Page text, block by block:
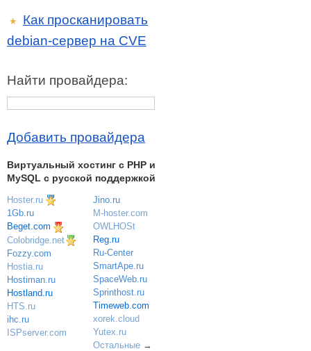
★
Как просканировать
debian-сервер на CVE
Найти провайдера:
Добавить провайдера
Виртуальный хостинг c PHP и
MySQL с русской поддержкой
Hoster.ru
1Gb.ru
Beget.com
Colobridge.net
Fozzy.com
Hostia.ru
Hostiman.ru
Hostland.ru
HTS.ru
ihc.ru
ISPserver.com
Jino.ru
M-hoster.com
OWLHOSt
Reg.ru
Ru-Center
SmartApe.ru
SpaceWeb.ru
Sprinthost.ru
Timeweb.com
xorek.cloud
Yutex.ru
Остальные→